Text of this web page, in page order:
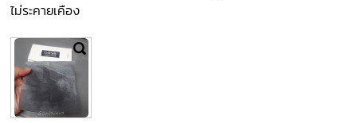
ไม่ระคายเคือง